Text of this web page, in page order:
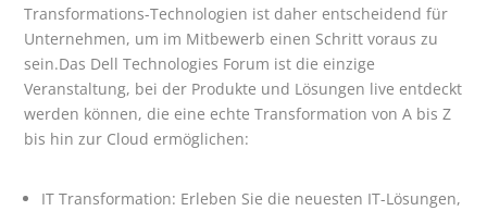
Transformations-Technologien ist daher entscheidend für
Unternehmen, um im Mitbewerb einen Schritt voraus zu
sein.Das Dell Technologies Forum ist die einzige
Veranstaltung, bei der Produkte und Lösungen live entdeckt
werden können, die eine echte Transformation von A bis Z
bis hin zur Cloud ermöglichen:
IT Transformation: Erleben Sie die neuesten IT-Lösungen,